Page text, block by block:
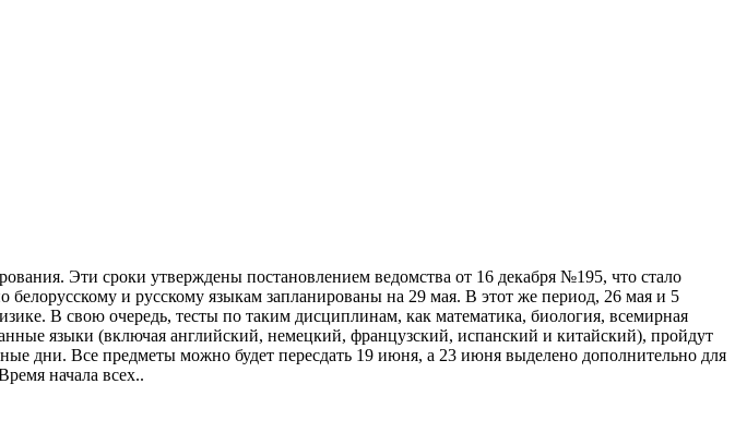
Эти сроки утверждены постановлением ведомства от 16 декабря №195, что стало
и русскому языкам запланированы на 29 мая. В этот же период, 26 мая и 5
В свою очередь, тесты по таким дисциплинам, как математика, биология, всемирная
языки (включая английский, немецкий, французский, испанский и китайский), пройдут
дни. Все предметы можно будет пересдать 19 июня, а 23 июня выделено дополнительно для
начала всех..